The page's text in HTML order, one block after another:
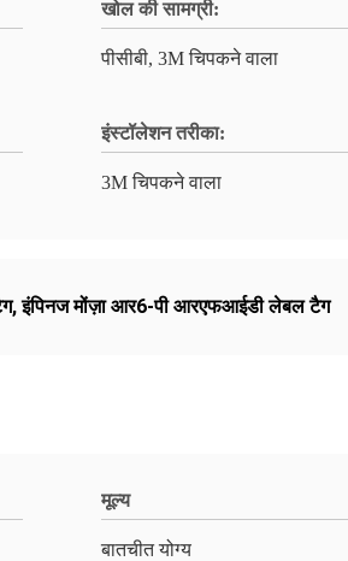
खोल की सामग्री:
पीसीबी, 3M चिपकने वाला
इंस्टॉलेशन तरीका:
3M चिपकने वाला
,इंपिनज मोंज़ा आर6-पी आरएफआईडी लेबल टैग
मूल्य
बातचीत योग्य